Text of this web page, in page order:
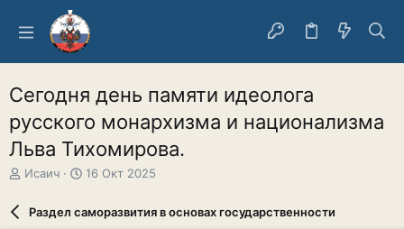
Сегодня день памяти идеолога
русского монархизма и национализма
Льва Тихомирова.
А
о
Исаич
Д
а
16 Окт 2025
Раздел саморазвития в основах государственности